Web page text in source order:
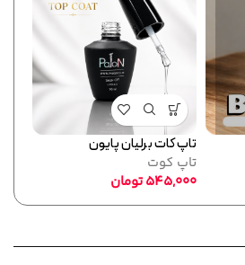
تاپ کات برلیان پایون
تاپ کوت
545,000تومان